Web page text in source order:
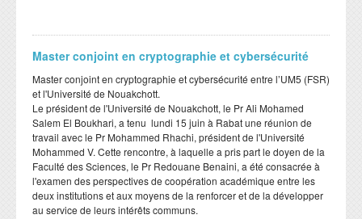
Master conjoint en cryptographie et cybersécurité
Master conjoint en cryptographie et cybersécurité entre l’UM5 (FSR)
et l'Université de Nouakchott.
Le président de l'Université de Nouakchott, le Pr Ali Mohamed
Salem El Boukhari, a tenu lundi 15 juin à Rabat une réunion de
travail avec le Pr Mohammed Rhachi, président de l'Université
Mohammed V. Cette rencontre, à laquelle a pris part le doyen de la
Faculté des Sciences, le Pr Redouane Benaini, a été consacrée à
l'examen des perspectives de coopération académique entre les
deux institutions et aux moyens de la renforcer et de la développer
au service de leurs intérêts communs.